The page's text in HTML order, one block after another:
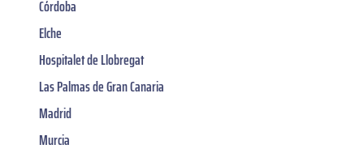
Córdoba
Elche
Hospitalet de Llobregat
Las Palmas de Gran Canaria
Madrid
Murcia